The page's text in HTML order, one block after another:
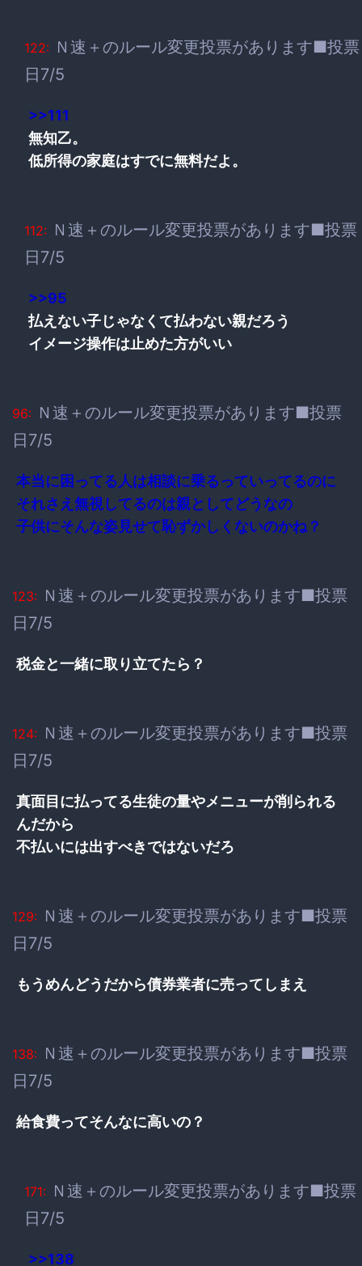
122: Ｎ速＋のルール変更投票があります■投票
日7/5
>>111
無知乙。
低所得の家庭はすでに無料だよ。
112: Ｎ速＋のルール変更投票があります■投票
日7/5
>>95
払えない子じゃなくて払わない親だろう
イメージ操作は止めた方がいい
96: Ｎ速＋のルール変更投票があります■投票
日7/5
本当に困ってる人は相談に乗るっていってるのに
それさえ無視してるのは親としてどうなの
子供にそんな姿見せて恥ずかしくないのかね？
123: Ｎ速＋のルール変更投票があります■投票
日7/5
税金と一緒に取り立てたら？
124: Ｎ速＋のルール変更投票があります■投票
日7/5
真面目に払ってる生徒の量やメニューが削られる
んだから
不払いには出すべきではないだろ
129: Ｎ速＋のルール変更投票があります■投票
日7/5
もうめんどうだから債券業者に売ってしまえ
138: Ｎ速＋のルール変更投票があります■投票
日7/5
給食費ってそんなに高いの？
171: Ｎ速＋のルール変更投票があります■投票
日7/5
>>138